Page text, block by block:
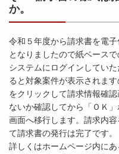
か。
令和５年度から請求書を電
となりましたので紙ベースで
システムにログインしてい
ると対象案件が表示されま
をクリックして請求情報確
ないか確認してから「ＯＫ
画面へ移行します。請求内
て請求書の発行は完了です。
詳しくはホームページ内に